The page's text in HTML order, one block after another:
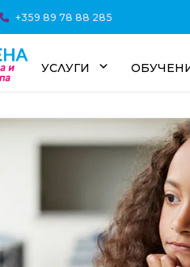
+359 89 78 88 285
УСЛУГИ
ОНЛАЙН КОНСУЛТАЦИИ
СТАЖОВЕ